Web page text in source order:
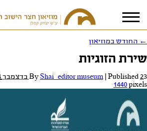
אני מאשר/ת אתתנאי הפרטיות
← החודש במוזיאון
שירת הזוגיות
By Shai_editor museum Published23 בדצמבר 2024
1440pixels